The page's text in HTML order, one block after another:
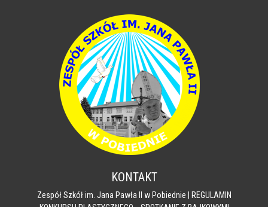
KONTAKT
Zespół Szkół im. Jana Pawła II w Pobiednie | REGULAMIN